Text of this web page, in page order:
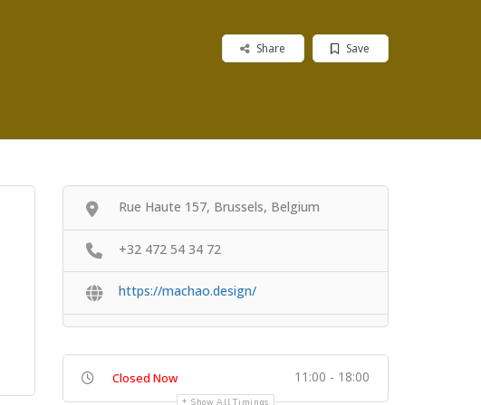
Save
Share
Rue Haute 157, Brussels, Belgium
+32 472 54 34 72
https://machao.design/
Closed Now 11:00 - 18:00
Show All Timings